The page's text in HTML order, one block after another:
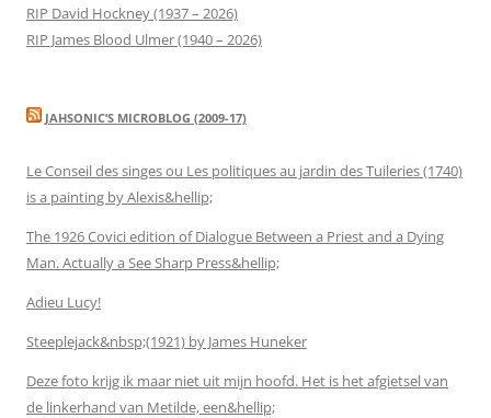
RIP David Hockney (1937 – 2026)
RIP James Blood Ulmer (1940 – 2026)
JAHSONIC’S MICROBLOG (2009-17)
Le Conseil des singes ou Les politiques au jardin des Tuileries (1740)
is a painting by Alexis&hellip;
The 1926 Covici edition of Dialogue Between a Priest and a Dying
Man. Actually a See Sharp Press&hellip;
Adieu Lucy!
Steeplejack&nbsp;(1921) by James Huneker
Deze foto krijg ik maar niet uit mijn hoofd. Het is het afgietsel van
de linkerhand van Metilde, een&hellip;